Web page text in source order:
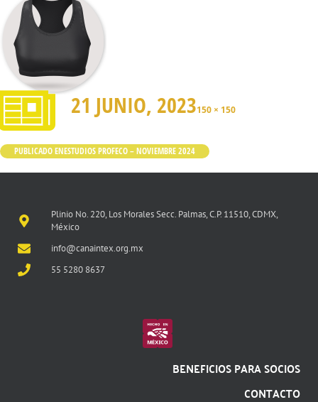
21 JUNIO, 2023150 × 150
PUBLICADO ENESTUDIOS PROFECO – NOVIEMBRE 2024
Plinio No. 220, Los Morales Secc. Palmas, C.P. 11510, CDMX,
México
info@canaintex.org.mx
55 5280 8637
BENEFICIOS PARA SOCIOS
CONTACTO